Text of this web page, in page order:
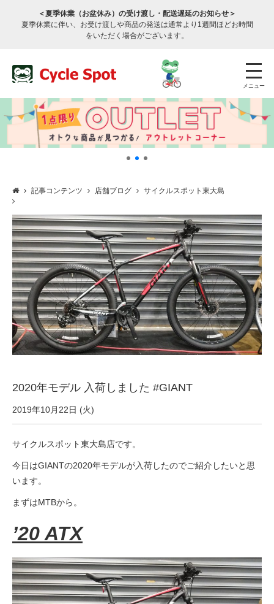
＜夏季休業（お盆休み）の受け渡し・配送遅延のお知らせ＞
夏季休業に伴い、お受け渡しや商品の発送は通常より1週間ほどお時間
をいただく場合がございます。
メニュー
サービスのご案内
サービス全般
修理・メンテナンス工賃
PB全車種カタログ
eVita
コンテンツ
記事コンテンツ 店舗ブログ サイクルスポット東大島
2020年モデル 入荷しました #GIANT
2019年10月22日 (火)
サイクルスポット東大島店です。
今日はGIANTの2020年モデルが入荷したのでご紹介したいと思
います。
まずはMTBから。
’20 ATX